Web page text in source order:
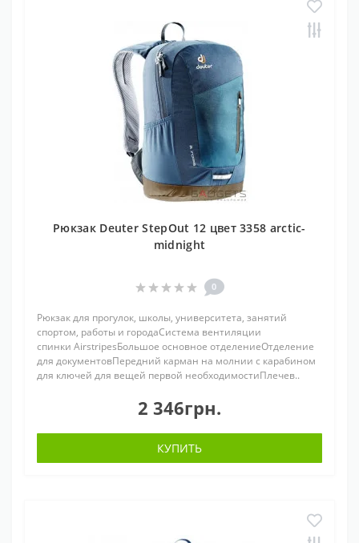
Рюкзак Deuter StepOut 12 цвет 3358 arctic-
midnight
0
Рюкзак для прогулок, школы, университета, занятий
спортом, работы и городаСистема вентиляции
спинки AirstripesБольшое основное отделениеОтделение
для документовПередний карман на молнии с карабином
для ключей для вещей первой необходимостиПлечев..
2 346грн.
КУПИТЬ